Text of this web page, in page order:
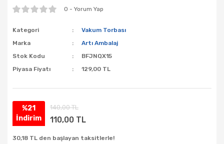
0 - Yorum Yap
Kategori
Vakum Torbası
Marka
Artı Ambalaj
Stok Kodu
BFJNQX15
Piyasa Fiyatı
129,00 TL
%21
İndirim
140,00 TL
110,00 TL
30,18 TL den başlayan taksitlerle!